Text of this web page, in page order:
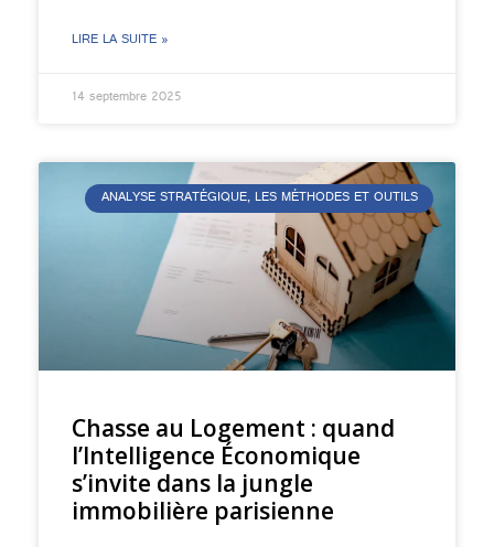
LIRE LA SUITE »
14 septembre 2025
ANALYSE STRATÉGIQUE, LES MÉTHODES ET OUTILS
Chasse au Logement : quand
l’Intelligence Économique
s’invite dans la jungle
immobilière parisienne